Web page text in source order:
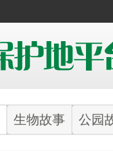
生物故事 公园